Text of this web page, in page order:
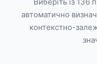
автоматично
контекстно-